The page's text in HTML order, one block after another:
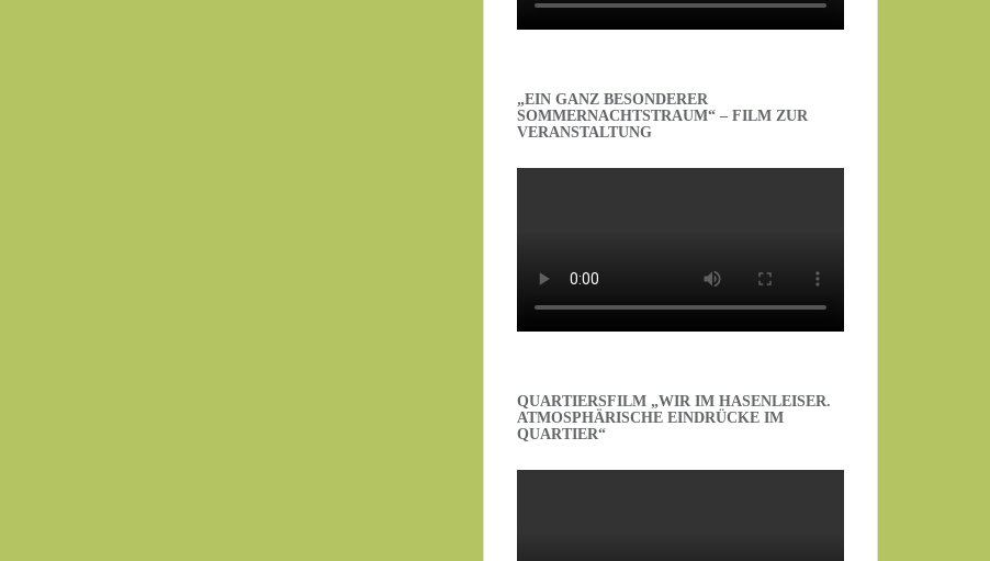
„EIN GANZ BESONDERER
SOMMERNACHTSTRAUM“ – FILM ZUR
VERANSTALTUNG
QUARTIERSFILM „WIR IM HASENLEISER.
ATMOSPHÄRISCHE EINDRÜCKE IM
QUARTIER“